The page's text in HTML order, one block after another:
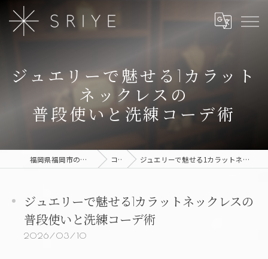
ジュエリーで魅せる1カラット
ネックレスの
普段使いと洗練コーデ術
福岡県福岡市のジュエリーならSRIYE コラム ジュエリーで魅せる1カラットネックレスの普段使いと洗練コーデ術
ジュエリーで魅せる1カラットネックレスの
普段使いと洗練コーデ術
2026/03/10